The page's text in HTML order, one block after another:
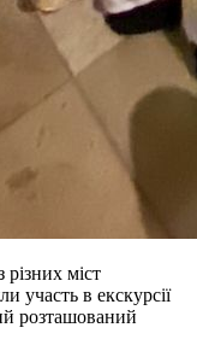
міст
участь в екскурсії
розташований